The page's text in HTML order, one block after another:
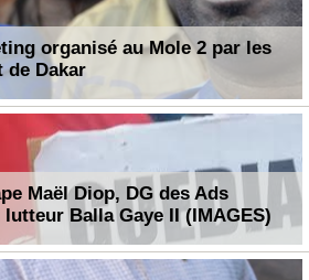
organisé au Mole 2 par les
de Dakar
Maël Diop, DG des Ads
Balla Gaye II (IMAGES)